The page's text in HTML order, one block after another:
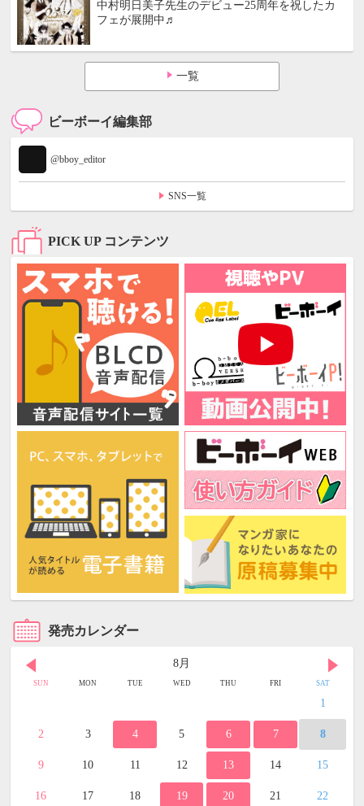
中村明日美子先生のデビュー25周年を祝したカ
フェが展開中♬
一覧
ビーボーイ編集部
@bboy_editor
SNS一覧
PICK UP コンテンツ
発売カレンダー
8月
SUN MON TUE WED THU FRI SAT
1
2 3 4 5 6 7 8
9 10 11 12 13 14 15
16 17 18 19 20 21 22